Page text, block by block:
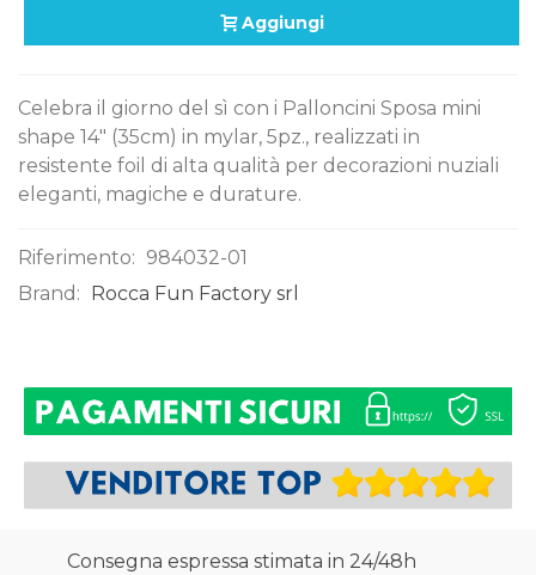
Aggiungi
Celebra il giorno del sì con i Palloncini Sposa mini
shape 14" (35cm) in mylar, 5pz., realizzati in
resistente foil di alta qualità per decorazioni nuziali
eleganti, magiche e durature.
Riferimento: 984032-01
Brand:
Rocca Fun Factory srl
Consegna espressa stimata in 24/48h